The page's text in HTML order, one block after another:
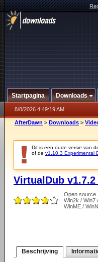
Startpagina Downloads
8/8/2026 4:49:19 AM
AfterDawn > Downloads >
Dit is een oude versie van
of de v1.10.3 Experimental
VirtualDub
Open source
Win2k / Win7
WinME /
Beschrijving